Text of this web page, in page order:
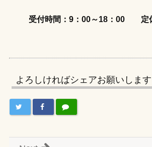
受付時間：9：00～18：00 定
よろしければシェアお願いします